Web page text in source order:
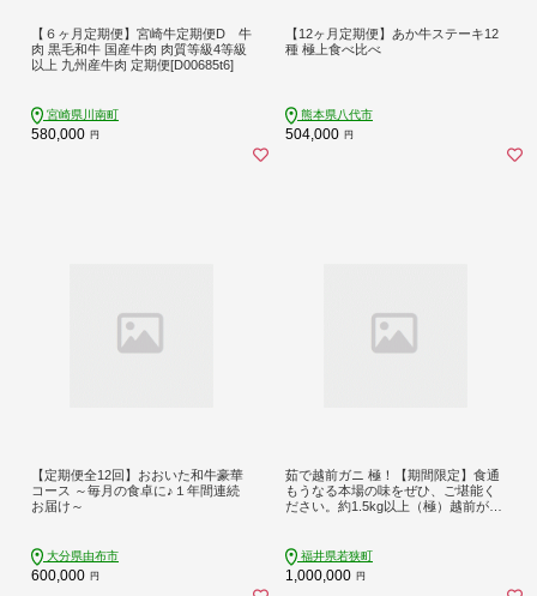
【６ヶ月定期便】宮崎牛定期便D 牛
肉 黒毛和牛 国産牛肉 肉質等級4等級
以上 九州産牛肉 定期便[D00685t6]
宮崎県川南町
580,000 円
【12ヶ月定期便】あか牛ステーキ12
種 極上食べ比べ
熊本県八代市
504,000 円
【定期便全12回】おおいた和牛豪華
コース ～毎月の食卓に♪１年間連続
お届け～
大分県由布市
600,000 円
茹で越前ガニ 極！【期間限定】食通
もうなる本場の味をぜひ、ご堪能く
ださい。約1.5kg以上（極）越前がに
福井県若狭町
1,000,000 円